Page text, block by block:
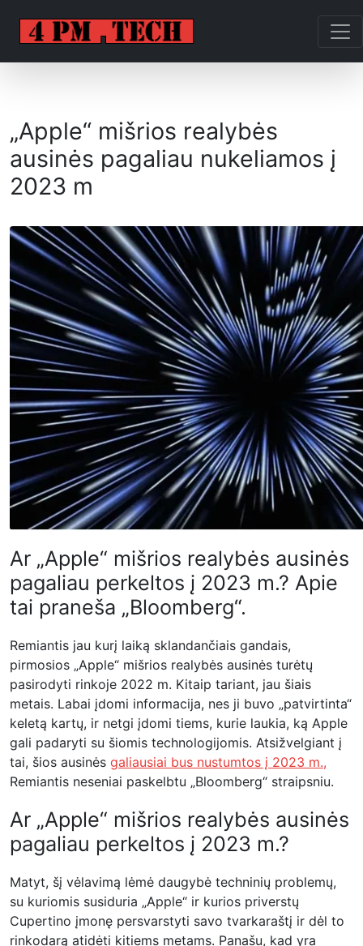
„Apple“ mišrios realybės
ausinės pagaliau nukeliamos į
2023 m
Ar „Apple“ mišrios realybės ausinės
pagaliau perkeltos į 2023 m.? Apie
tai praneša „Bloomberg“.
Remiantis jau kurį laiką sklandančiais gandais,
pirmosios „Apple“ mišrios realybės ausinės turėtų
pasirodyti rinkoje 2022 m. Kitaip tariant, jau šiais
metais. Labai įdomi informacija, nes ji buvo „patvirtinta“
keletą kartų, ir netgi įdomi tiems, kurie laukia, ką Apple
gali padaryti su šiomis technologijomis. Atsižvelgiant į
tai, šios ausinės galiausiai bus nustumtos į 2023 m.,
Remiantis neseniai paskelbtu „Bloomberg“ straipsniu.
Ar „Apple“ mišrios realybės ausinės
pagaliau perkeltos į 2023 m.?
Matyt, šį vėlavimą lėmė daugybė techninių problemų,
su kuriomis susiduria „Apple“ ir kurios priverstų
Cupertino įmonę persvarstyti savo tvarkaraštį ir dėl to
rinkodarą atidėti kitiems metams. Panašu, kad yra